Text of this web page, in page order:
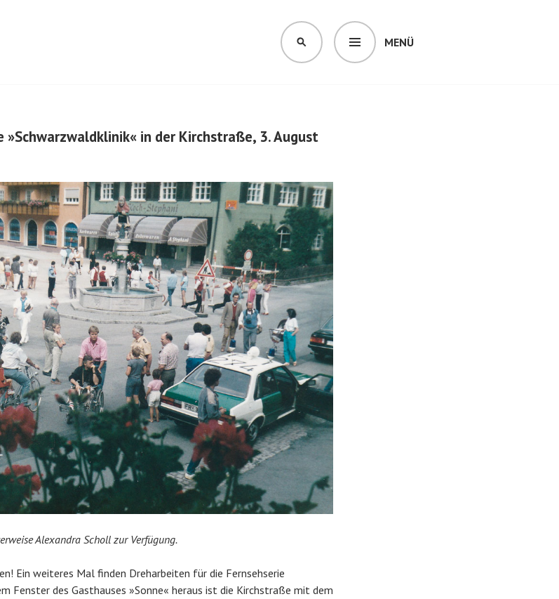
MENÜ
SUCHEN
»Schwarzwaldklinik« in der Kirchstraße, 3. August
Alexandra Scholl zur Verfügung.
Ein weiteres Mal finden Dreharbeiten für die Fernsehserie
Fenster des Gasthauses »Sonne« heraus ist die Kirchstraße mit dem